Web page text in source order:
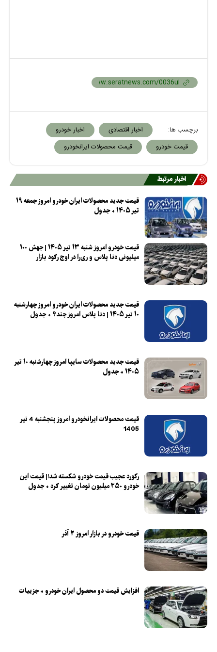
برچسب ها: اخبار اقتصادی
اخبار خودرو
قیمت خودرو
قیمت محصولات ایرانخودرو
اخبار مرتبط
قیمت جدید محصولات ایران خودرو امروز جمعه ۱۹
تیر ۱۴۰۵ + جدول
قیمت خودرو امروز شنبه ۱۳ تیر ۱۴۰۵ | جهش ۱۰۰
میلیونی دنا پلاس و ری‌را در اوج رکود بازار
قیمت جدید محصولات ایران خودرو امروز چهارشنبه
۱۰ تیر ۱۴۰۵ | دنا پلاس امروز چند؟ + جدول
قیمت جدید محصولات سایپا امروز چهارشنبه ۱۰ تیر
۱۴۰۵ + جدول
قیمت محصولات ایرانخودرو امروز پنجشنبه 4 تیر
1405
رکورد عجیب قیمت خودرو شکسته شد!| قیمت این
خودرو ۲۵۰ میلیون تومان تغییر کرد + جدول
قیمت خودرو در بازار امروز ۲ آذر
افزایش قیمت دو محصول ایران خودرو + جزییات